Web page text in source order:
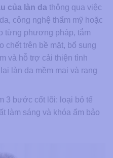
của làn da thông qua việc
công nghệ thẩm mỹ hoặc
từng phương pháp, tắm
chết trên bề mặt, bổ sung
và hỗ trợ cải thiện tình
làn da mềm mại và rạng
3 bước cốt lõi: loại bỏ tế
làm sáng và khóa ẩm bảo